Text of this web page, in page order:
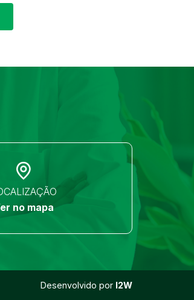
no mapa
Desenvolvido por I2W